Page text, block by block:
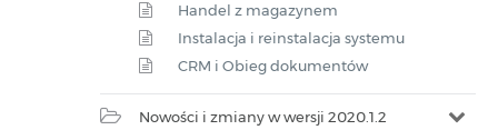
Handel z magazynem
Instalacja i reinstalacja systemu
CRM i Obieg dokumentów
Nowości i zmiany w wersji 2020.1.2